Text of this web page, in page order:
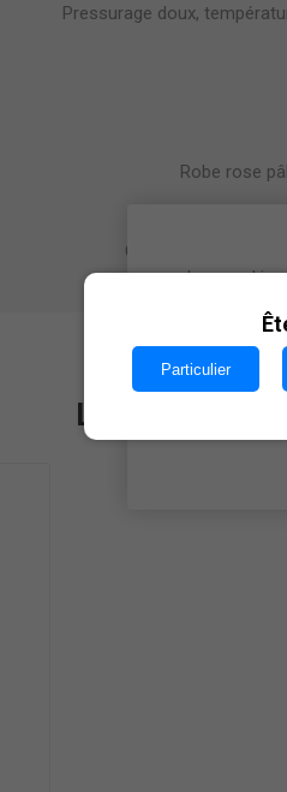
Pressurage doux,
Robe rose
C'est un rosé au
Les clients
Les
Particulier